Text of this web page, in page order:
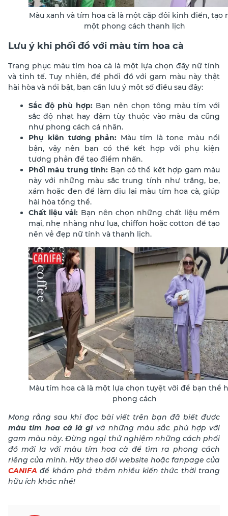
Màu xanh và tím hoa cà là một cặp đôi kinh điển, tạo
một phong cách thanh lịch
Lưu ý khi phối đồ với màu tím hoa cà
Trang phục màu tím hoa cà là một lựa chọn đầy nữ tính
và tinh tế. Tuy nhiên, để phối đồ với gam màu này thật
hài hòa và nổi bật, bạn cần lưu ý một số điều sau đây:
Sắc độ phù hợp: Bạn nên chọn tông màu tím với
sắc độ nhạt hay đậm tùy thuộc vào màu da cũng
như phong cách cá nhân.
Phụ kiên tương phản: Màu tím là tone màu nổi
bận, vậy nên bạn có thể kết hợp với phụ kiện
tương phản để tạo điểm nhấn.
Phối màu trung tính: Bạn có thể kết hợp gam màu
này với những màu sắc trung tính như trắng, be,
xám hoặc đen để làm dịu lại màu tím hoa cà, giúp
hài hòa tổng thể.
Chất liệu vải: Bạn nên chọn những chất liệu mềm
mại, nhẹ nhàng như lụa, chiffon hoặc cotton để tạo
nên vẻ đẹp nữ tính và thanh lịch.
Màu tím hoa cà là một lựa chọn tuyệt vời để bạn thể
phong cách
Mong rằng sau khi đọc bài viết trên bạn đã biết được
màu tím hoa cà là gì và những màu sắc phù hợp với
gam màu này. Đừng ngại thử nghiệm những cách phối
đồ mới lạ với màu tím hoa cà để tìm ra phong cách
riêng của mình. Hãy theo dõi website hoặc fanpage của
CANIFA để khám phá thêm nhiều kiến thức thời trang
hữu ích khác nhé!